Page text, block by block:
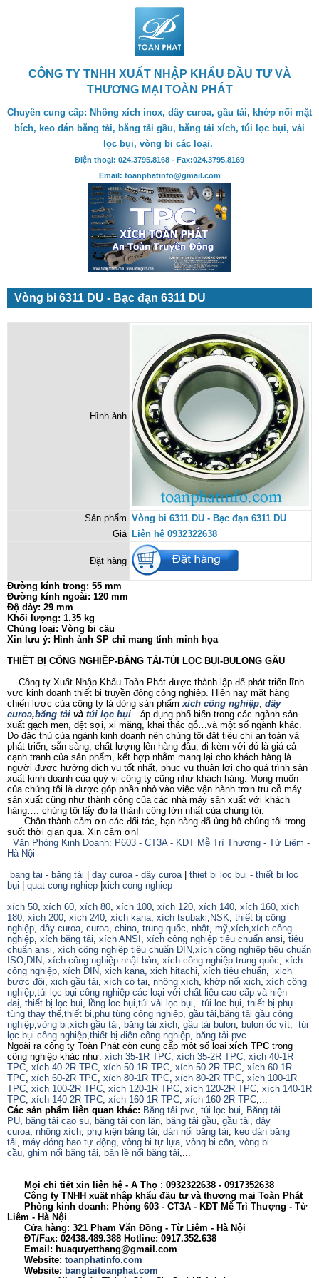
CÔNG TY TNHH XUẤT NHẬP KHẨU ĐẦU TƯ VÀ
THƯƠNG MẠI TOÀN PHÁT
Chuyên cung cấp: Nhông xích inox, dây curoa, gầu tải, khớp nối mặt
bích, keo dán băng tải, băng tải gầu, băng tải xích, túi lọc bụi, vải
lọc bụi, vòng bi các loại.
Điện thoại: 024.3795.8168 - Fax:024.3795.8169
Email: toanphatinfo@gmail.com
Vòng bi 6311 DU - Bạc đạn 6311 DU
Hình ảnh
Sản phẩm Vòng bi 6311 DU - Bạc đạn 6311 DU
Giá Liên hệ 0932322638
Đặt hàng
Đường kính trong: 55 mm
Đường kính ngoài: 120 mm
Độ dày: 29 mm
Khối lượng: 1.35 kg
Chủng loại: Vòng bi cầu
Xin lưu ý: Hình ảnh SP chỉ mang tính minh họa
THIẾT BỊ CÔNG NGHIỆP-BĂNG TẢI-TÚI LỌC BỤI-BULONG GẦU
Công ty Xuất Nhập Khẩu Toàn Phát được thành lập để phát triển lĩnh
vực kinh doanh thiết bị truyền động công nghiệp. Hiện nay mặt hàng
chiến lược của công ty là dòng sản phẩm xích công nghiệp, dây
curoa,băng tải và túi lọc bụi…áp dụng phổ biến trong các ngành sản
xuất gạch men, dệt sợi, xi măng, khai thác gỗ…và một số ngành khác.
Do đặc thù của ngành kinh doanh nên chúng tôi đặt tiêu chí an toàn và
phát triển, sẵn sàng, chất lượng lên hàng đâu, đi kèm với đó là giá cả
cạnh tranh của sản phẩm, kết hợp nhằm mang lại cho khách hàng là
người được hưởng dịch vụ tốt nhất, phục vụ thuận lợi cho quá trình sản
xuất kinh doanh của quý vị công ty cũng như khách hàng. Mong muốn
của chúng tôi là được góp phần nhỏ vào việc vận hành trơn tru cỗ máy
sản xuất cũng như thành công của các nhà máy sản xuất với khách
hàng…. chúng tôi lấy đó là thành công lớn nhất của chúng tôi.
Chân thành cảm ơn các đối tác, bạn hàng đã ủng hộ chúng tôi trong
suốt thời gian qua. Xin cảm ơn!
Văn Phòng Kinh Doanh: P603 - CT3A - KĐT Mễ Trì Thượng - Từ Liêm -
Hà Nội
bang tai - băng tải
day curoa - dây curoa| thiet bi loc bui - thiết bị lọc
bụi
quat cong nghiep xich cong nghiep
xích 50, xích 60, xích 80, xích 100, xích 120, xích 140, xích 160, xích
180, xích 200, xích 240, xích kana, xích tsubaki, NSK, thiết bị công
nghiệp, dây curoa, curoa, china, trung quốc, nhật, mỹ,xích,xích công
nghiệp, xích băng tải, xích ANSI , xích công nghiệp tiêu chuẩn ansi, tiêu
chuẩn ansi, xích công nghiệp tiêu chuẩn DIN,xích công nghiệp tiêu chuẩn
ISO, DIN, xích công nghiệp nhật bản, xích công nghiệp trung quốc, xích
công nghiệp, xích DIN, xich kana, xich hitachi, xích tiêu chuẩn, xich
bước đôi, xich gầu tải, xích có tai, nhông xích, khớp nối xich, xích công
nghiệp,túi lọc bụi công nghiệp các loại với chất liệu cao cấp và hiện
đaị, thiết bị lọc bụi, lồng lọc bụi,túi vải lọc bụi, túi lọc bụi, thiết bị phụ
tùng thay thế,thiết bị,phụ tùng công nghiệp, gầu tải, băng tải gầu công
nghiệp,vòng bi,xích gầu tải, băng tải xích, gầu tải bulon, bulon ốc vít, túi
lọc bụi công nghiệp,thiết bị điện công nghiệp, băng tải pvc...
Ngoài ra công ty Toàn Phát còn cung cấp một số loại xích TPC trong
công nghiệp khác như: xích 35-1R TPC, xích 35-2R TPC, xích 40-1R
TPC, xích 40-2R TPC, xích 50-1R TPC, xích 50-2R TPC, xích 60-1R
TPC, xích 60-2R TPC, xích 80-1R TPC, xích 80-2R TPC, xích 100-1R
TPC, xích 100-2R TPC, xích 120-1R TPC, xích 120-2R TPC, xích 140-1R
TPC, xích 140-2R TPC, xích 160-1R TPC, xích 160-2R TPC,...
Các sản phẩm liên quan khác: Băng tải pvc, túi lọc bụi, Băng tải
PU, băng tải cao su, băng tải con lăn, băng tải gầu, gầu tải, dây
curoa, nhông xích, phụ kiện băng tải, dán nối băng tải, keo dán băng
tải, máy đóng bao tự động, vòng bi tự lựa, vòng bi côn, vòng bi
cầu, ghim nối băng tải, bản lề nối băng tải,...
Mọi chi tiết xin liên hệ - A Thọ : 0932322638 - 0917352638
Công ty TNHH xuất nhập khẩu đầu tư và thương mại Toàn Phát
Phòng kinh doanh: Phòng 603 - CT3A - KĐT Mễ Trì Thượng - Từ
Liêm - Hà Nội
Cửa hàng: 321 Phạm Văn Đồng - Từ Liêm - Hà Nội
ĐT/Fax: 02438.489.388 Hotline: 0917.352.638
Email: huaquyetthang@gmail.com
Website: toanphatinfo.com
Website: bangtaitoanphat.com